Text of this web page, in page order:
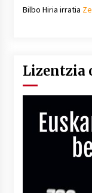
Bilbo Hiria irratia
Lizentzia